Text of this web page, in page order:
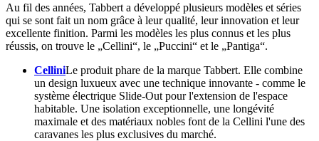
Au fil des années, Tabbert a développé plusieurs modèles et séries
qui se sont fait un nom grâce à leur qualité, leur innovation et leur
excellente finition. Parmi les modèles les plus connus et les plus
réussis, on trouve le „Cellini“, le „Puccini“ et le „Pantiga“.
CelliniLe produit phare de la marque Tabbert. Elle combine
un design luxueux avec une technique innovante - comme le
système électrique Slide-Out pour l'extension de l'espace
habitable. Une isolation exceptionnelle, une longévité
maximale et des matériaux nobles font de la Cellini l'une des
caravanes les plus exclusives du marché.